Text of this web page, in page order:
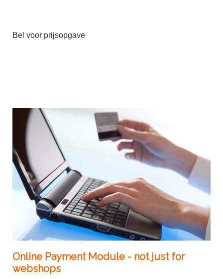
Bel voor prijsopgave
Online Payment Module - not just for
webshops